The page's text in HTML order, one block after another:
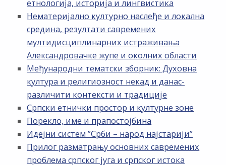
етнологија, историја и лингвистика
Нематеријално културно наслеђе и локална
средина, резултати савремених
мултидисциплинарних истраживања
Александровачке жупе и околних области
Међународни тематски зборник: Духовна
култура и религиозност некад и данас-
различити контексти и традиције
Српски етнички простор и културне зоне
Порекло, име и прапостојбина
Идејни систем ”Срби – народ најстарији”
Прилог разматрању основних савремених
проблема српског југа и српског истока